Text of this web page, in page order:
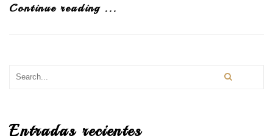
Continue reading ...
Entradas recientes